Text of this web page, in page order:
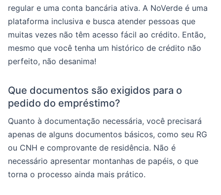
regular e uma conta bancária ativa. A NoVerde é uma
plataforma inclusiva e busca atender pessoas que
muitas vezes não têm acesso fácil ao crédito. Então,
mesmo que você tenha um histórico de crédito não
perfeito, não desanima!
Que documentos são exigidos para o
pedido do empréstimo?
Quanto à documentação necessária, você precisará
apenas de alguns documentos básicos, como seu RG
ou CNH e comprovante de residência. Não é
necessário apresentar montanhas de papéis, o que
torna o processo ainda mais prático.